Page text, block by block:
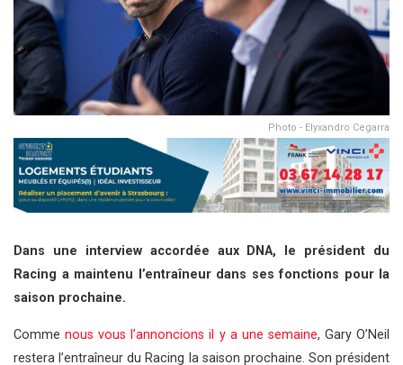
Photo - Elyxandro Cegarra
Dans une interview accordée aux DNA, le président du
Racing a maintenu l’entraîneur dans ses fonctions pour la
saison prochaine.
Commenous vous l’annoncions il y a une semaine, Gary O’Neil
restera l’entraîneur du Racing la saison prochaine. Son président